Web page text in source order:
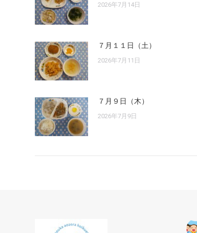
2026年7月14日
７月１１日（土）
2026年7月11日
７月９日（木）
2026年7月9日